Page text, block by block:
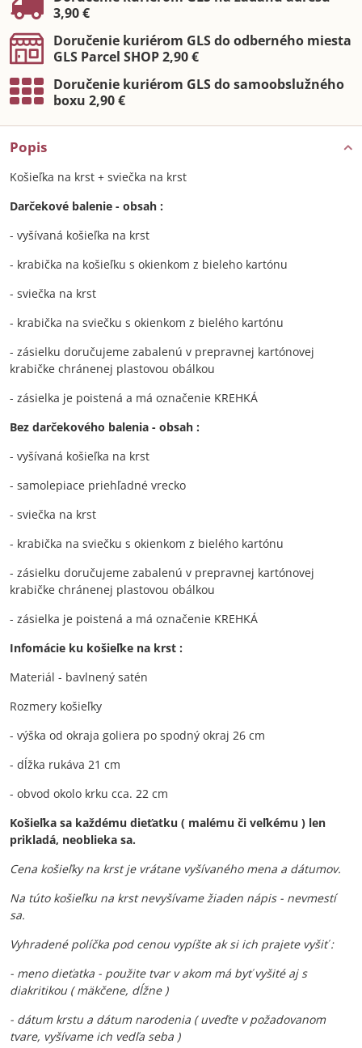
3,90 €
Doručenie kuriérom GLS do odberného miesta
GLS Parcel SHOP 2,90 €
Doručenie kuriérom GLS do samoobslužného
boxu 2,90 €
Popis
Košieľka na krst + sviečka na krst
Darčekové balenie - obsah :
- vyšívaná košieľka na krst
- krabička na košieľku s okienkom z bieleho kartónu
- sviečka na krst
- krabička na sviečku s okienkom z bielého kartónu
- zásielku doručujeme zabalenú v prepravnej kartónovej
krabičke chránenej plastovou obálkou
- zásielka je poistená a má označenie KREHKÁ
Bez darčekového balenia - obsah :
- vyšívaná košieľka na krst
- samolepiace priehľadné vrecko
- sviečka na krst
- krabička na sviečku s okienkom z bielého kartónu
- zásielku doručujeme zabalenú v prepravnej kartónovej
krabičke chránenej plastovou obálkou
- zásielka je poistená a má označenie KREHKÁ
Infomácie ku košieľke na krst :
Materiál - bavlnený satén
Rozmery košieľky
- výška od okraja goliera po spodný okraj 26 cm
- dĺžka rukáva 21 cm
- obvod okolo krku cca. 22 cm
Košieľka sa každému dieťatku ( malému či veľkému ) len
prikladá, neoblieka sa.
Cena košieľky na krst je vrátane vyšívaného mena a dátumov.
Na túto košieľku na krst nevyšívame žiaden nápis - nevmestí
sa.
Vyhradené políčka pod cenou vypíšte ak si ich prajete vyšiť :
- meno dieťatka - použite tvar v akom má byť vyšité aj s
diakritikou ( mäkčene, dĺžne )
- dátum krstu a dátum narodenia ( uveďte v požadovanom
tvare, vyšívame ich vedľa seba )